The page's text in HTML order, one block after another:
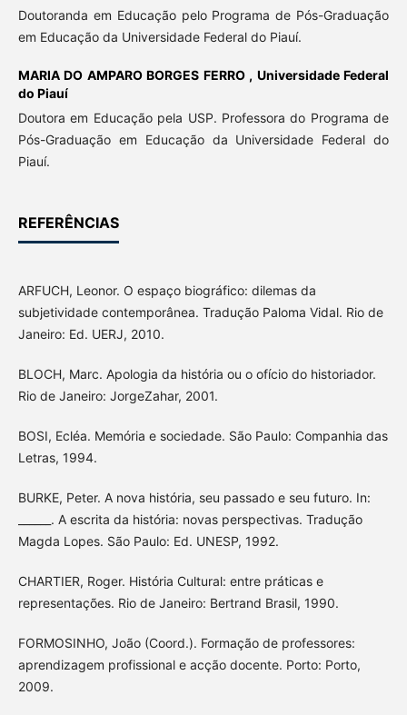
Doutoranda em Educação pelo Programa de Pós-Graduação
em Educação da Universidade Federal do Piauí.
MARIA DO AMPARO BORGES FERRO , Universidade Federal
do Piauí
Doutora em Educação pela USP. Professora do Programa de
Pós-Graduação em Educação da Universidade Federal do
Piauí.
REFERÊNCIAS
ARFUCH, Leonor. O espaço biográfico: dilemas da
subjetividade contemporânea. Tradução Paloma Vidal. Rio de
Janeiro: Ed. UERJ, 2010.
BLOCH, Marc. Apologia da história ou o ofício do historiador.
Rio de Janeiro: JorgeZahar, 2001.
BOSI, Ecléa. Memória e sociedade. São Paulo: Companhia das
Letras, 1994.
BURKE, Peter. A nova história, seu passado e seu futuro. In:
______. A escrita da história: novas perspectivas. Tradução
Magda Lopes. São Paulo: Ed. UNESP, 1992.
CHARTIER, Roger. História Cultural: entre práticas e
representações. Rio de Janeiro: Bertrand Brasil, 1990.
FORMOSINHO, João (Coord.). Formação de professores:
aprendizagem profissional e acção docente. Porto: Porto,
2009.